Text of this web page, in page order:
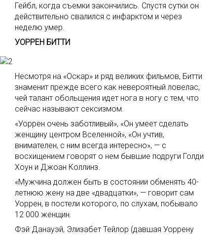
Гейбл, когда съемки закончились. Спустя сутки он
действительно свалился с инфарктом и через
неделю умер.
УОРРЕН БИТТИ
Несмотря на «Оскар» и ряд великих фильмов, Битти
знаменит прежде всего как невероятный ловелас,
чей талант обольщения идет нога в ногу с тем, что
сейчас называют сексизмом.
«Уоррен очень заботливый», «Он умеет сделать
женщину центром Вселенной», «Он учтив,
внимателен, с ним всегда интересно», — с
восхищением говорят о нем бывшие подруги Голди
Хоун и Джоан Коллинз.
«Мужчина должен быть в состоянии обменять 40-
летнюю жену на две «двадцатки», — говорит сам
Уоррен, в постели которого, по слухам, побывало
12 000 женщин.
Фэй Данауэй, Элизабет Тейлор (давшая Уоррену